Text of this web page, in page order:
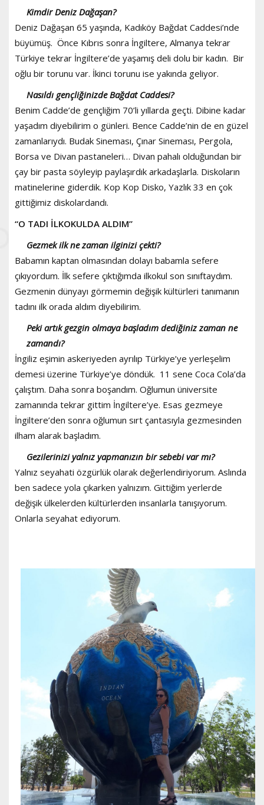
Kimdir Deniz Dağaşan?
Deniz Dağaşan 65 yaşında, Kadıköy Bağdat Caddesi’nde
büyümüş. Önce Kıbrıs sonra İngiltere, Almanya tekrar
Türkiye tekrar İngiltere’de yaşamış deli dolu bir kadın. Bir
oğlu bir torunu var. İkinci torunu ise yakında geliyor.
Nasıldı gençliğinizde Bağdat Caddesi?
Benim Cadde’de gençliğim 70’li yıllarda geçti. Dibine kadar
yaşadım diyebilirim o günleri. Bence Cadde’nin de en güzel
zamanlarıydı. Budak Sineması, Çınar Sineması, Pergola,
Borsa ve Divan pastaneleri… Divan pahalı olduğundan bir
çay bir pasta söyleyip paylaşırdık arkadaşlarla. Diskoların
matinelerine giderdik. Kop Kop Disko, Yazlık 33 en çok
gittiğimiz diskolardandı.
“O TADI İLKOKULDA ALDIM”
Gezmek ilk ne zaman ilginizi çekti?
Babamın kaptan olmasından dolayı babamla sefere
çıkıyordum. İlk sefere çıktığımda ilkokul son sınıftaydım.
Gezmenin dünyayı görmemin değişik kültürleri tanımanın
tadını ilk orada aldım diyebilirim.
Peki artık gezgin olmaya başladım dediğiniz zaman ne
zamandı?
İngiliz eşimin askeriyeden ayrılıp Türkiye’ye yerleşelim
demesi üzerine Türkiye’ye döndük. 11 sene Coca Cola’da
çalıştım. Daha sonra boşandım. Oğlumun üniversite
zamanında tekrar gittim İngiltere’ye. Esas gezmeye
İngiltere’den sonra oğlumun sırt çantasıyla gezmesinden
ilham alarak başladım.
Gezilerinizi yalnız yapmanızın bir sebebi var mı?
Yalnız seyahati özgürlük olarak değerlendiriyorum. Aslında
ben sadece yola çıkarken yalnızım. Gittiğim yerlerde
değişik ülkelerden kültürlerden insanlarla tanışıyorum.
Onlarla seyahat ediyorum.